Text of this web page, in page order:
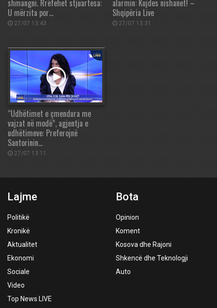
shmangni. Rrëfehet stjuartesa:
U mërzita por…
27/07 13:43
alarmin: Kujdes nishanet! –
Shqipëria Live
27/07 13:31
“Udhëtimet e çmendura me
vajzat në modë”, agjentja e
udhëtimeve: Preferojnë
Santorinin…
27/07 13:11
Lajme
Politikë
Kronikë
Aktualitet
Ekonomi
Sociale
Video
Top News LIVE
Bota
Opinion
Koment
Kosova dhe Rajoni
Shkencë dhe Teknologji
Auto